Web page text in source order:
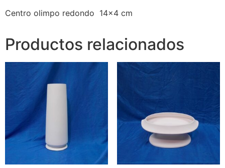
Centro olimpo redondo 14×4 cm
Productos relacionados